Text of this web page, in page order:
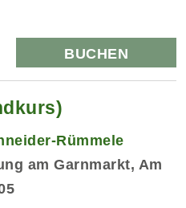
BUCHEN
Rümmele
am Garnmarkt, Am